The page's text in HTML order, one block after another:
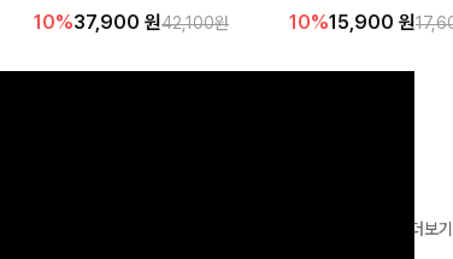
세련된 무드를 연출해주는 블라우스- 데일
은 베이직한 디자인!
10%37,900 원42,100원
성해주는 블라우스 🤍 가볍게
게 즐기기 좋아요 ✨
10%15,900 원
더보기